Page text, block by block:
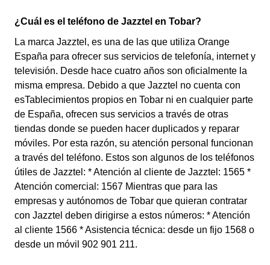
¿Cuál es el teléfono de Jazztel en Tobar?
La marca Jazztel, es una de las que utiliza Orange
España para ofrecer sus servicios de telefonía, internet y
televisión. Desde hace cuatro años son oficialmente la
misma empresa. Debido a que Jazztel no cuenta con
esTablecimientos propios en Tobar ni en cualquier parte
de España, ofrecen sus servicios a través de otras
tiendas donde se pueden hacer duplicados y reparar
móviles. Por esta razón, su atención personal funcionan
a través del teléfono. Estos son algunos de los teléfonos
útiles de Jazztel: * Atención al cliente de Jazztel: 1565 *
Atención comercial: 1567 Mientras que para las
empresas y autónomos de Tobar que quieran contratar
con Jazztel deben dirigirse a estos números: * Atención
al cliente 1566 * Asistencia técnica: desde un fijo 1568 o
desde un móvil 902 901 211.